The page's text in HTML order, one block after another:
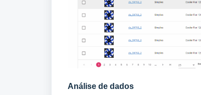
Análise de dados